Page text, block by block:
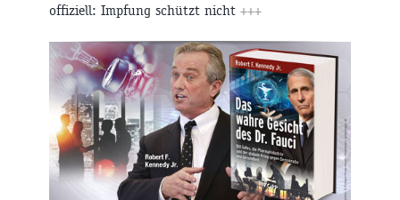
offiziell: Impfung schützt nicht +++